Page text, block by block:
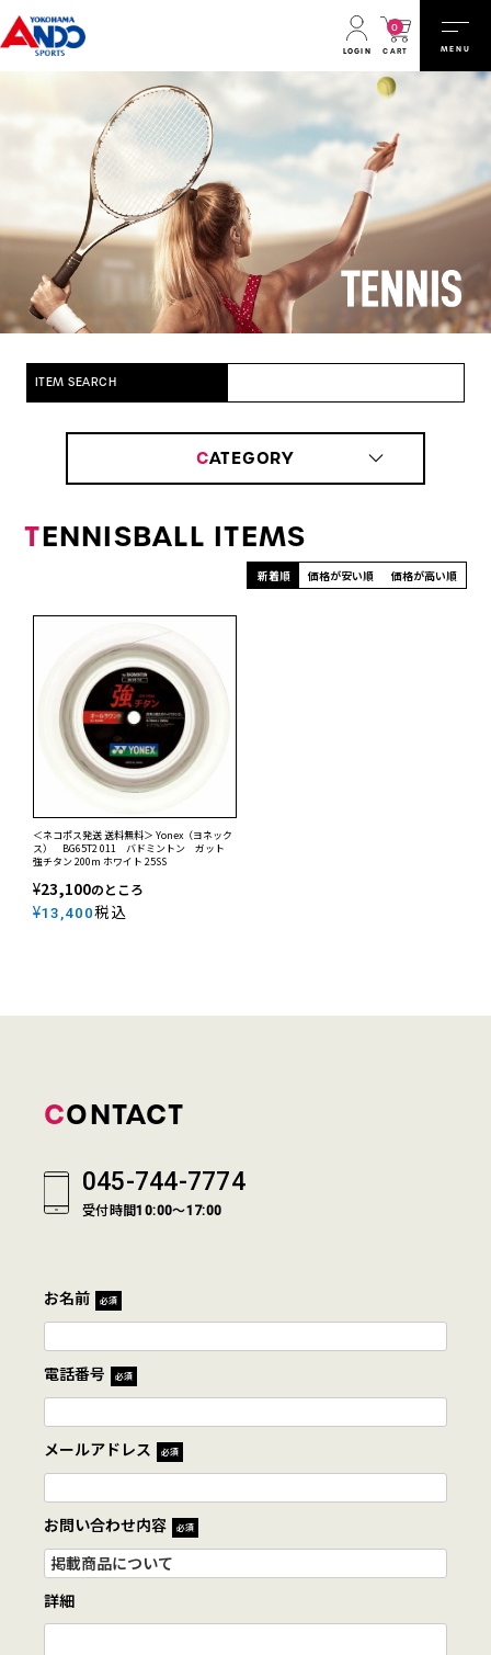
LOGIN CART
0
MENU
ITEM SEARCH
CATEGORY
TENNISBALL ITEMS
新着順 価格が安い順 価格が高い順
＜ネコポス発送 送料無料＞ Yonex（ヨネック
ス） BG65T2 011 バドミントン ガット
強チタン 200m ホワイト 25SS
¥23,100のところ
¥13,400税込
CONTACT
045-744-7774
受付時間10:00～17:00
お名前 必須
電話番号 必須
メールアドレス 必須
お問い合わせ内容 必須
詳細